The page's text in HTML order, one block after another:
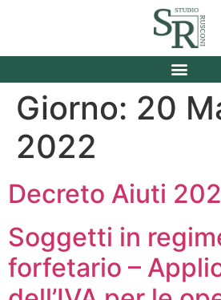
Giorno: 20
2022
Decreto Aiuti
Soggetti in
forfetario –